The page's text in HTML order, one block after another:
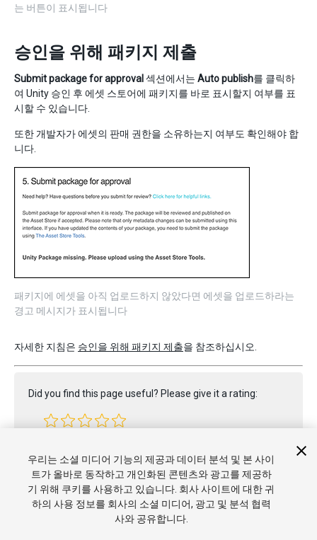
는 버튼이 표시됩니다
승인을 위해 패키지 제출
Submit package for approval 섹션에서는 Auto publish를 클릭하
여 Unity 승인 후 에셋 스토어에 패키지를 바로 표시할지 여부를 표
시할 수 있습니다.
또한 개발자가 에셋의 판매 권한을 소유하는지 여부도 확인해야 합
니다.
패키지에 에셋을 아직 업로드하지 않았다면 에셋을 업로드하라는
경고 메시지가 표시됩니다
자세한 지침은 승인을 위해 패키지 제출을 참조하십시오.
Did you find this page useful? Please give it a rating:
우리는 소셜 미디어 기능의 제공과 데이터 분석 및 본 사이
트가 올바로 동작하고 개인화된 콘텐츠와 광고를 제공하
기 위해 쿠키를 사용하고 있습니다. 회사 사이트에 대한 귀
하의 사용 정보를 회사의 소셜 미디어, 광고 및 분석 협력
사와 공유합니다.